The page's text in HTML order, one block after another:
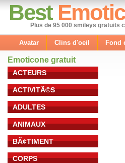
Best
Plus de 95 000 smileys gratuits
Avatar Clins d'oeil Fond
Emoticone gratuit
ACTEURS
ACTIVITÃ©S
ADULTES
ANIMAUX
BÃ¢TIMENT
CORPS